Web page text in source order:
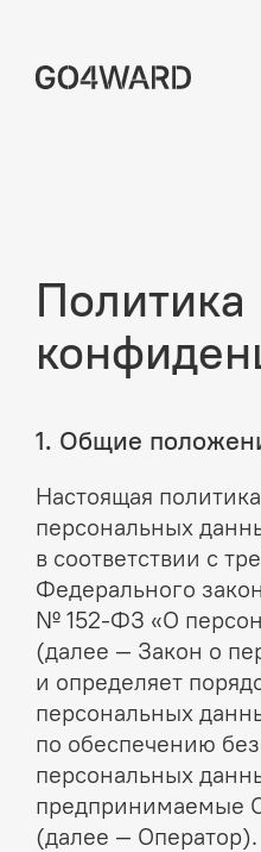
Политика
1. Общие
Настоящая
персональных
в соответствии с
Федерального
№ 152-ФЗ «О
(далее — Закон о
и определяет
персональных
по обеспечению
персональных
предпринимаемые
(далее — Оператор).